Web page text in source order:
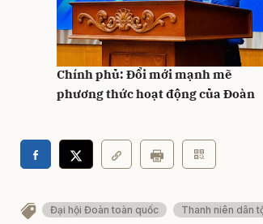
Đoàn Thanh niên TNCS Hồ Chí
Chính phủ: Đổi mới mạnh mẽ
phương thức hoạt động của Đoàn
Đại hội Đoàn toàn quốc Thanh niên dân